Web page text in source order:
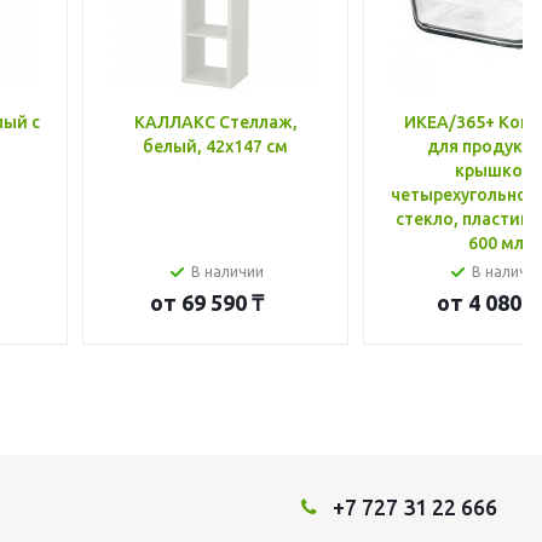
с
КАЛЛАКС Стеллаж,
белый, 42x147 см
В наличии
от 69 590 ₸
ИКЕА/365+
для
крышкой,
стекло, пластик
600 мл
В
от 4 080 ₸
+7 727 31 22 666